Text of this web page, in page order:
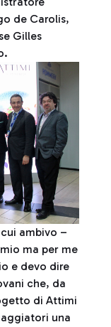
de Carolis,
Gilles
ambivo –
ma per me
e devo dire
che, da
di Attimi
una